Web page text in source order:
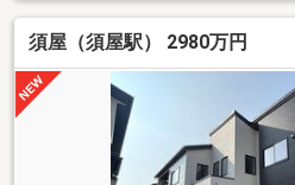
須屋（須屋駅） 2980万円